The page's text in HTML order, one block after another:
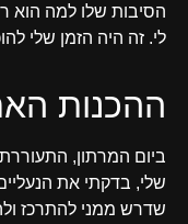
הסיבות שלו למה הוא
לי. זה היה הזמן שלי
ההכנות
ביום המרתון,
שלי, בדקתי את
שדרש ממני להתרכז